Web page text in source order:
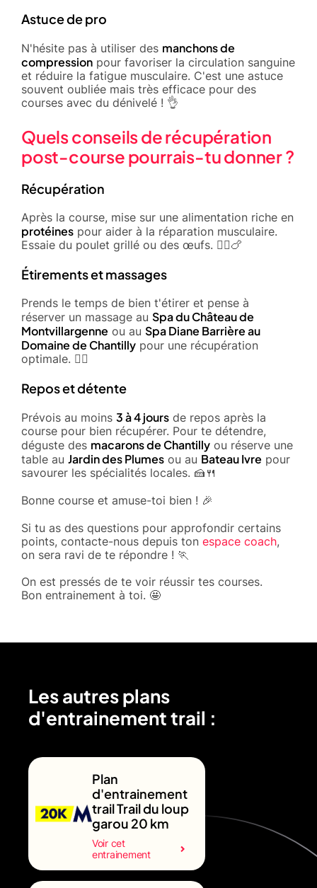
Astuce de pro
N'hésite pas à utiliser des manchons de
compression pour favoriser la circulation sanguine
et réduire la fatigue musculaire. C'est une astuce
souvent oubliée mais très efficace pour des
courses avec du dénivelé ! 👌
Quels conseils de récupération
post-course pourrais-tu donner ?
Récupération
Après la course, mise sur une alimentation riche en
protéines pour aider à la réparation musculaire.
Essaie du poulet grillé ou des œufs. 🚴‍♂️🍗
Étirements et massages
Prends le temps de bien t'étirer et pense à
réserver un massage au Spa du Château de
Montvillargenne ou au Spa Diane Barrière au
Domaine de Chantilly pour une récupération
optimale. 🧘‍♂️
Repos et détente
Prévois au moins 3 à 4 jours de repos après la
course pour bien récupérer. Pour te détendre,
déguste des macarons de Chantilly ou réserve une
table au Jardin des Plumes ou au Bateau Ivre pour
savourer les spécialités locales. 🍰🍴
Bonne course et amuse-toi bien ! 🎉
Si tu as des questions pour approfondir certains
points, contacte-nous depuis ton espace coach,
on sera ravi de te répondre ! 🏃
On est pressés de te voir réussir tes courses.
Bon entrainement à toi. 🤩
Les autres plans
d'entrainement trail :
Plan
d'entrainement
trail Trail du loup
garou 20 km
Voir cet
entrainement